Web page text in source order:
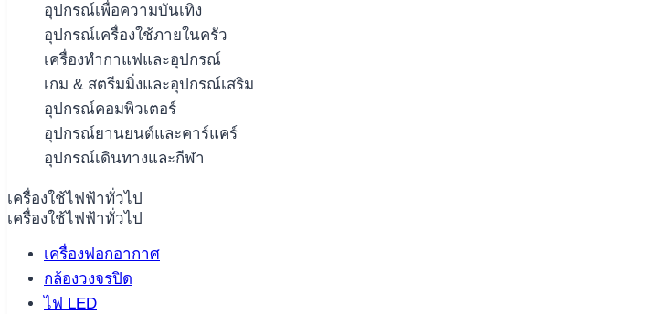
อุปกรณ์เพื่อความบันเทิง
อุปกรณ์เครื่องใช้ภายในครัว
เครื่องทำกาแฟและอุปกรณ์
เกม & สตรีมมิ่งและอุปกรณ์เสริม
อุปกรณ์คอมพิวเตอร์
อุปกรณ์ยานยนต์และคาร์แคร์
อุปกรณ์เดินทางและกีฬา
เครื่องใช้ไฟฟ้าทั่วไป
เครื่องใช้ไฟฟ้าทั่วไป
เครื่องฟอกอากาศ
กล้องวงจรปิด
ไฟ LED